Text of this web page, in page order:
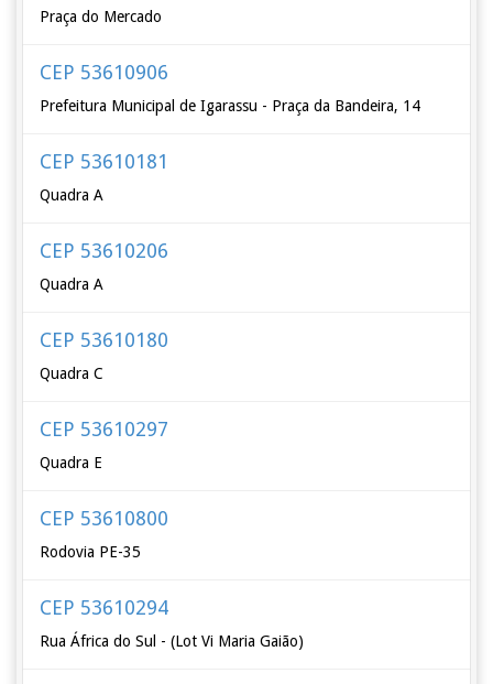
Praça do Mercado
CEP 53610906
Prefeitura Municipal de Igarassu - Praça da Bandeira, 14
CEP 53610181
Quadra A
CEP 53610206
Quadra A
CEP 53610180
Quadra C
CEP 53610297
Quadra E
CEP 53610800
Rodovia PE-35
CEP 53610294
Rua África do Sul - (Lot Vi Maria Gaião)